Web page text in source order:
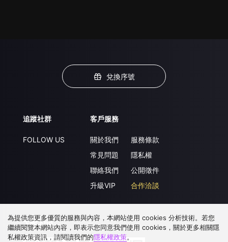
兌換序號
追蹤社群
FOLLOW US
客戶服務
關於我們
常見問題
聯絡我們
升級VIP
服務條款
隱私權
公開徵件
合作洽談
下載 APP
為提供您更多優質的服務與內容，本網站使用 cookies 分析技術。若您
繼續閱覽本網站內容，即表示您同意我們使用 cookies，關於更多相關隱
私權政策資訊，請閱讀我們的隱私權政策。